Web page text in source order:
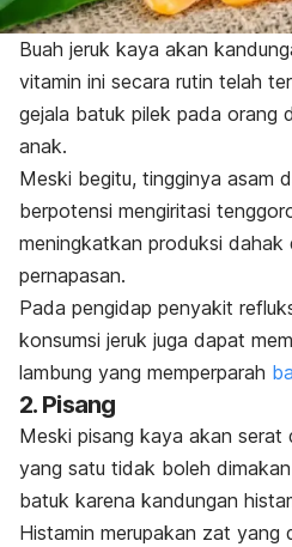
Buah jeruk kaya akan
vitamin ini secara rutin telah
gejala batuk pilek pada orang
anak.
Meski begitu, tingginya asam
berpotensi mengiritasi
meningkatkan produksi dahak
pernapasan.
Pada pengidap penyakit
konsumsi jeruk juga dapat
lambung yang memperparah
2. Pisang
Meski pisang kaya akan serat
yang satu tidak boleh
batuk karena kandungan
Histamin merupakan zat yang